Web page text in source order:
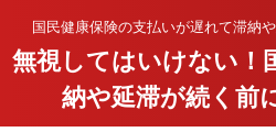
国民健康保険の支払いが遅れて滞納
無視してはいけない！
納や延滞が続く前